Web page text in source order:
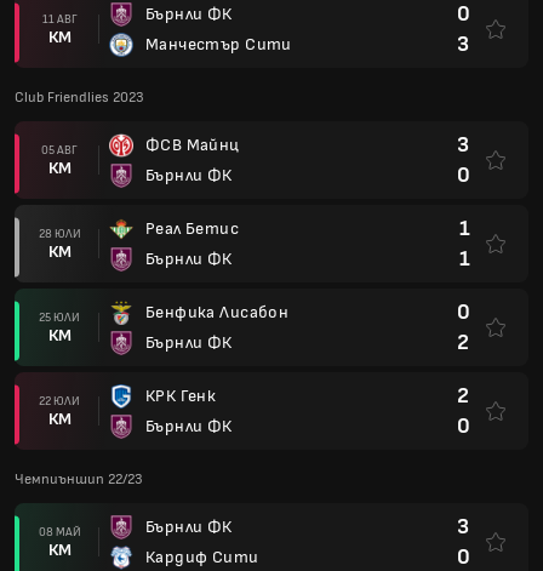
11 АВГ
КМ
Бърнли ФК
Манчестър Сити
0
3
Club Friendlies 2023
05 АВГ
КМ
ФСВ Майнц
Бърнли ФК
3
0
28 ЮЛИ
КМ
Реал Бетис
Бърнли ФК
1
1
25 ЮЛИ
КМ
Бенфика Лисабон
Бърнли ФК
0
2
22 ЮЛИ
КМ
КРК Генк
Бърнли ФК
2
0
Чемпиъншип 22/23
08 МАЙ
КМ
Бърнли ФК
Кардиф Сити
3
0